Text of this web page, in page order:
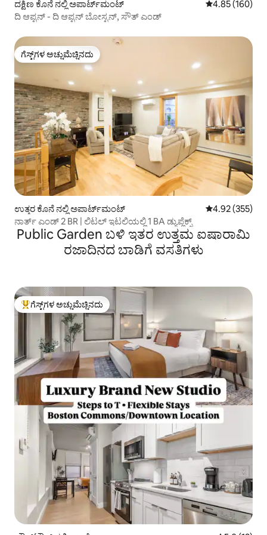
ದಕ್ಷಿಣ ಕೊನೆ ನಲ್ಲಿ ಅಪಾರ್ಟ್‌ಮಂಟ್ 5 ರಲ್ಲಿ 4.85
4.85 (160)
ದಿ ಆಪ್ಟನ್ - ದಿ ಆಪ್ಟನ್ ಬೋಸ್ಟನ್, ಸೌತ್ ಎಂಡ್
ಗೆಸ್ಟ್‌ಗಳ ಅಚ್ಚುಮೆಚ್ಚಿನದು
ಗೆಸ್ಟ್‌ಗಳ ಅಚ್ಚುಮೆಚ್ಚಿನದು
ಉತ್ತರ ಕೊನೆ ನಲ್ಲಿ ಅಪಾರ್ಟ್‌ಮಂಟ್ 5 ರಲ್ಲಿ 4.92
4.92 (355)
ನಾರ್ತ್ ಎಂಡ್ 2 BR | ಲಿಟಲ್ ಇಟಲಿಯಲ್ಲಿ 1 BA ಡ್ಯುಪ್ಲೆಕ್ಸ್
Public Garden ಬಳಿ ಇತರ ಉತ್ತಮ ಐಷಾರಾಮಿ
ರಜಾದಿನದ ಬಾಡಿಗೆ ವಸತಿಗಳು
ಗೆಸ್ಟ್‌ಗಳಿಗೆ ಅತಿ ಹೆಚ್ಚು ಅಚ್ಚುಮೆಚ್ಚಿನದು
ಗೆಸ್ಟ್‌ಗಳ ಅಚ್ಚುಮೆಚ್ಚಿನದು